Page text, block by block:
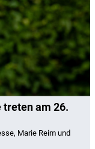
treten am 26.
Marie Reim und